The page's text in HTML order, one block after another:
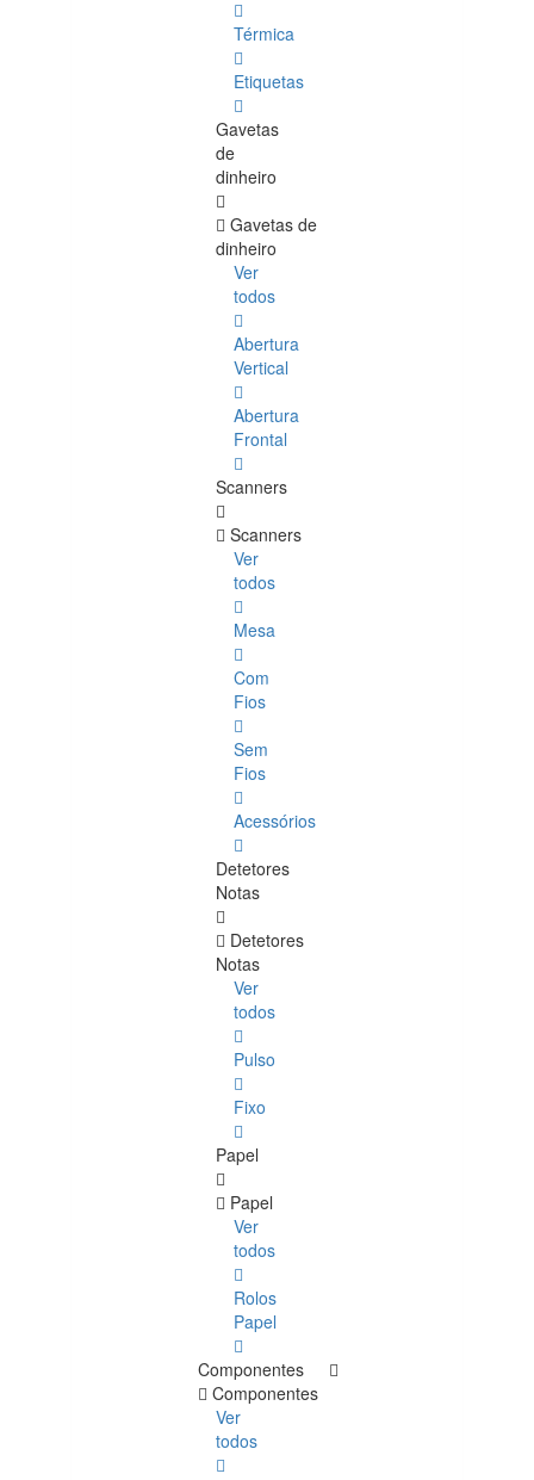
Térmica
Etiquetas
Gavetas
de
dinheiro
Gavetas de
dinheiro
Ver
todos
Abertura
Vertical
Abertura
Frontal
Scanners
Scanners
Ver
todos
Mesa
Com
Fios
Sem
Fios
Acessórios
Detetores
Notas
Detetores
Notas
Ver
todos
Pulso
Fixo
Papel
Papel
Ver
todos
Rolos
Papel
Componentes
Componentes
Ver
todos